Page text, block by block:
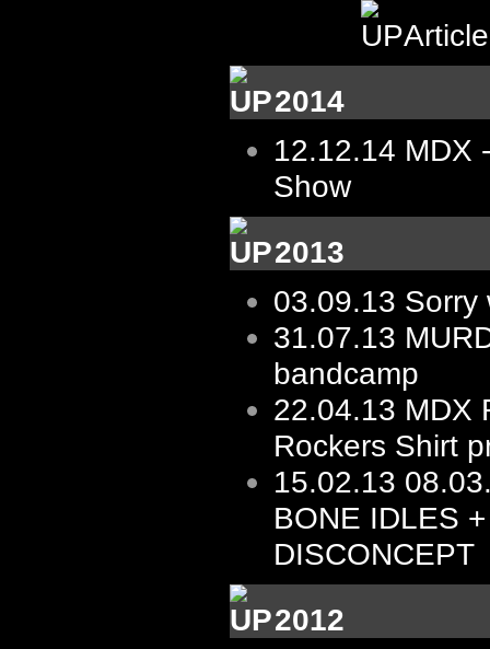
2014
12.12.14 MDX
Show
2013
03.09.13 Sorry
31.07.13
bandcamp
22.04.13 MDX
Rockers Shirt
15.02.13
BONE IDLES
DISCONCEPT
2012